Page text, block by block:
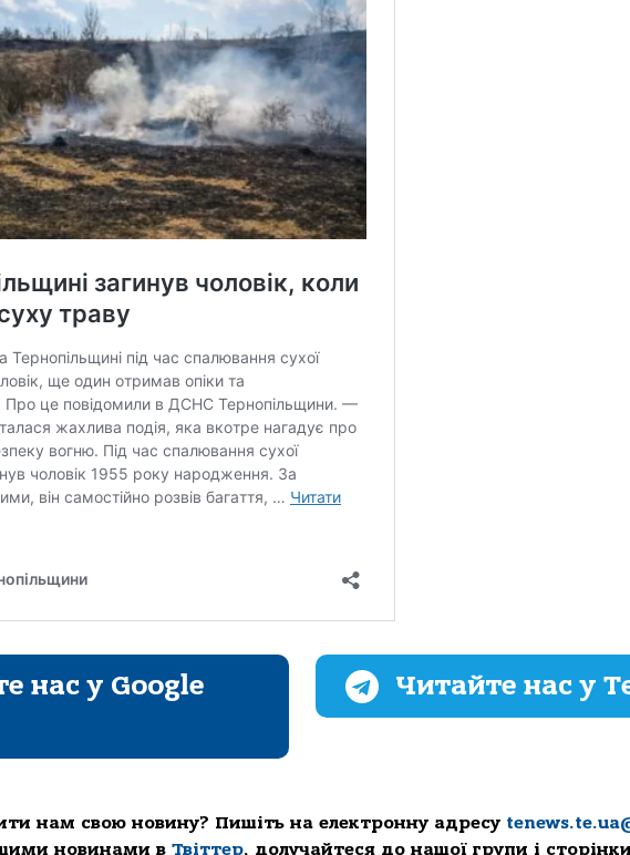
нас у Google
Читайте нас у
нам свою новину? Пишіть на електронну адресу
новинами в Твіттер, долучайтеся до нашої групи і